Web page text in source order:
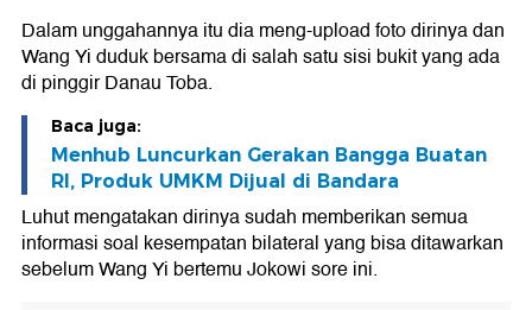
Dalam unggahannya itu dia meng-upload foto dirinya dan
Wang Yi duduk bersama di salah satu sisi bukit yang ada
di pinggir Danau Toba.
Baca juga:
Menhub Luncurkan Gerakan Bangga Buatan
RI, Produk UMKM Dijual di Bandara
Luhut mengatakan dirinya sudah memberikan semua
informasi soal kesempatan bilateral yang bisa ditawarkan
sebelum Wang Yi bertemu Jokowi sore ini.